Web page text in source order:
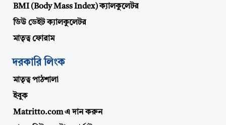
BMI (Body Mass Index) ক্যালকুলেটর
ডিউ ডেইট ক্যালকুলেটর
মাতৃত্ব ফোরাম
দরকারি লিংক
মাতৃত্ব পাঠশালা
ইবুক
Matritto.com এ দান করুন